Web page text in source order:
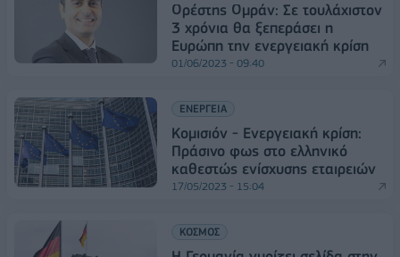
Ορέστης Ομράν: Σε τουλάχιστον
3 χρόνια θα ξεπεράσει η
Ευρώπη την ενεργειακή κρίση
01/06/2023 - 09:40
ΕΝΕΡΓΕΙΑ
Κομισιόν - Ενεργειακή κρίση:
Πράσινο φως στο ελληνικό
καθεστώς ενίσχυσης εταιρειών
17/05/2023 - 15:04
ΚΟΣΜΟΣ